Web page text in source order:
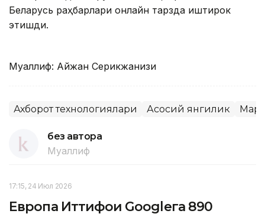
Беларусь раҳбарлари онлайн тарзда иштирок
этишди.
Муаллиф: Айжан Серикжанқизи
Ахборот технологиялари Асосий янгилик
без автора
Муаллиф
17:15, 24 Июл 2026
Европа Иттифоқи Googleга 890